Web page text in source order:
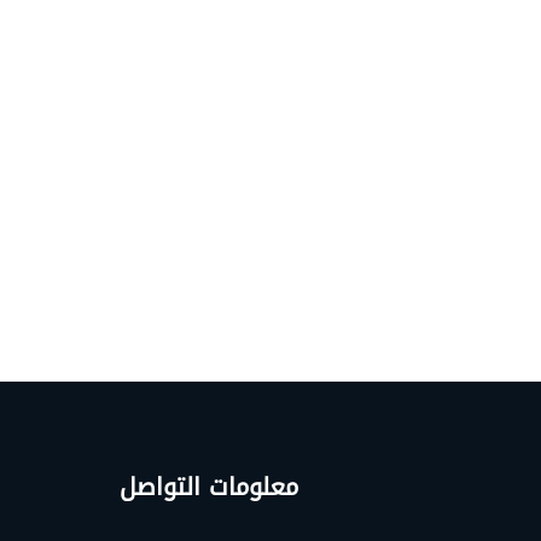
معلومات التواصل